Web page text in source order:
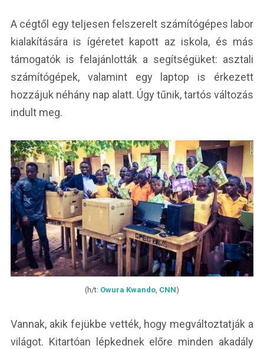
A cégtől egy teljesen felszerelt számítógépes labor
kialakítására is ígéretet kapott az iskola, és más
támogatók is felajánlották a segítségüket: asztali
számítógépek, valamint egy laptop is érkezett
hozzájuk néhány nap alatt. Úgy tűnik, tartós változás
indult meg.
(h/t: Owura Kwando, CNN)
Vannak, akik fejükbe vették, hogy megváltoztatják a
világot. Kitartóan lépkednek előre minden akadály